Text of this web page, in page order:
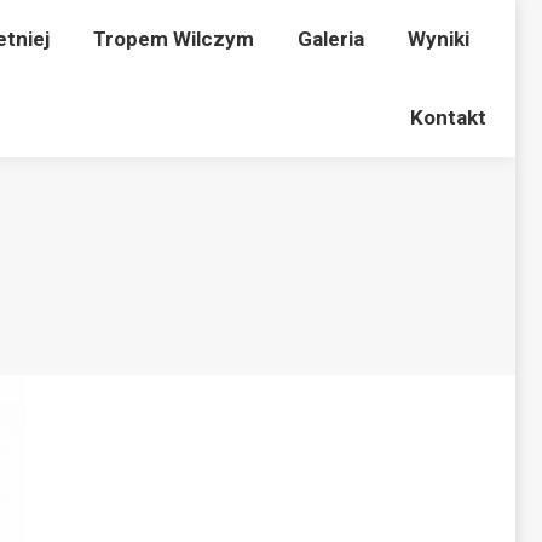
Tropem Wilczym Galeria Wyniki
Kontakt
Tropem Wilczym Galeria Wyniki
Kontakt